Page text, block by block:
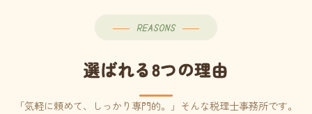
REASONS
選ばれる8つの理由
「気軽に頼めて、しっかり専門的。」そんな税理士事務所です。